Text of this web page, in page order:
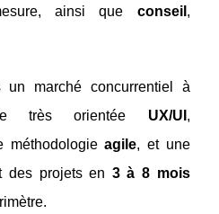
ainsi que conseil ,
marché concurrentiel à
très orientée UX/UI ,
méthodologieagile, et une
des projets en 3 à 8 mois